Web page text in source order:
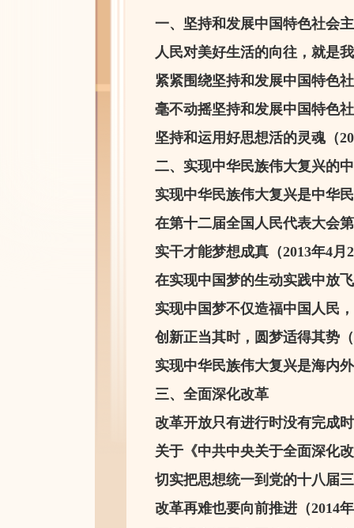
一、坚持和发展中国特色社会
人民对美好生活的向往，就是
紧紧围绕坚持和发展中国特色
毫不动摇坚持和发展中国特色
坚持和运用好思想活的灵魂（
二、实现中华民族伟大复兴的
实现中华民族伟大复兴是中华
在第十二届全国人民代表大会
实干才能梦想成真（2013年4月
在实现中国梦的生动实践中放
实现中国梦不仅造福中国人民
创新正当其时，圆梦适得其势
实现中华民族伟大复兴是海内
三、全面深化改革
改革开放只有进行时没有完成
关于《中共中央关于全面深化
切实把思想统一到党的十八届
改革再难也要向前推进（2014